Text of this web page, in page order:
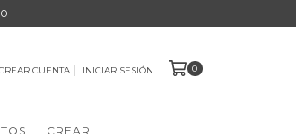
CUENTA INICIAR SESIÓN 0
CREAR